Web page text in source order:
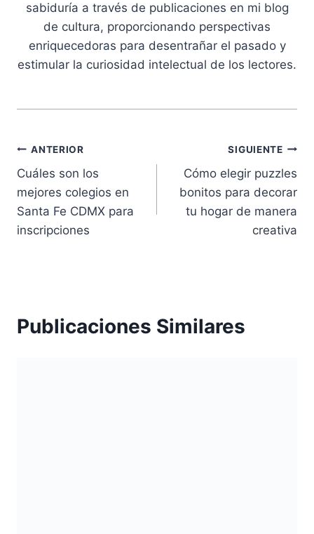
sabiduría a través de publicaciones en mi blog
de cultura, proporcionando perspectivas
enriquecedoras para desentrañar el pasado y
estimular la curiosidad intelectual de los lectores.
Navegación
de
entradas
ANTERIOR
Cuáles son los
mejores colegios en
Santa Fe CDMX para
inscripciones
SIGUIENTE
Cómo elegir puzzles
bonitos para decorar
tu hogar de manera
creativa
Publicaciones Similares